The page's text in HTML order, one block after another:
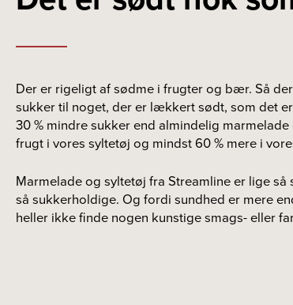
Der er rigeligt af sødme i frugter og bær. Så
sukker til noget, der er lækkert sødt, som det
30 % mindre sukker end almindelig
frugt i vores syltetøj og mindst 60 % mere i
Marmelade og syltetøj fra Streamline er lige
så sukkerholdige. Og fordi sundhed er mere
heller ikke finde nogen kunstige smags- eller